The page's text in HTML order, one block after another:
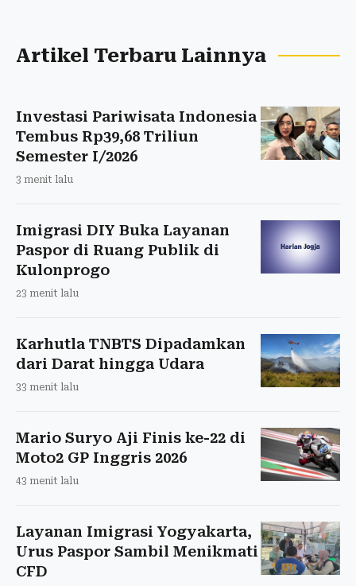
Artikel Terbaru Lainnya
Investasi Pariwisata Indonesia
Tembus Rp39,68 Triliun
Semester I/2026
3 menit lalu
Imigrasi DIY Buka Layanan
Paspor di Ruang Publik di
Kulonprogo
23 menit lalu
Karhutla TNBTS Dipadamkan
dari Darat hingga Udara
33 menit lalu
Mario Suryo Aji Finis ke-22 di
Moto2 GP Inggris 2026
43 menit lalu
Layanan Imigrasi Yogyakarta,
Urus Paspor Sambil Menikmati
CFD